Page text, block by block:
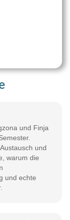
und Finja
und
warum die
und echte